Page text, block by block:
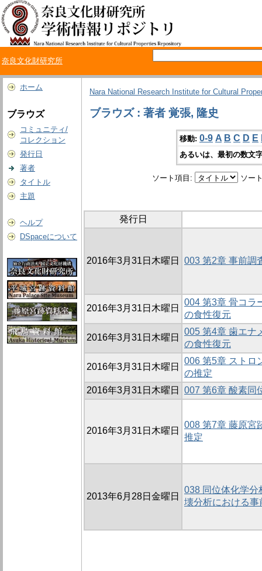
奈良文化財研究所
ホーム
ブラウズ
コミュニティ/
コレクション
発行日
著者
タイトル
主題
ヘルプ
DSpaceについて
Nara National Research Institute for Cultural
ブラウズ : 著者 覚張, 隆史
移動: 0-9 A B C D E
あるいは、最初の数文
ソート項目: ソー
発行日
2016年3月31日木曜日 003 第2章 事前調
2016年3月31日木曜日
004 第3章 骨コラ
の食性復元
2016年3月31日木曜日
005 第4章 歯エナ
の食性復元
2016年3月31日木曜日
006 第5章 ストロ
の推定
2016年3月31日木曜日
007 第6章 酸素同
2016年3月31日木曜日
008 第7章 藤原宮
推定
2013年6月28日金曜日
038 同位体化学分
壊分析における